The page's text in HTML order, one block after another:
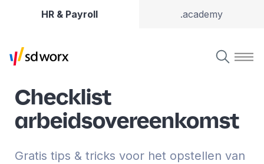
HR & Payroll .academy
Checklist
arbeidsovereenkomst
Gratis tips & tricks voor het opstellen van